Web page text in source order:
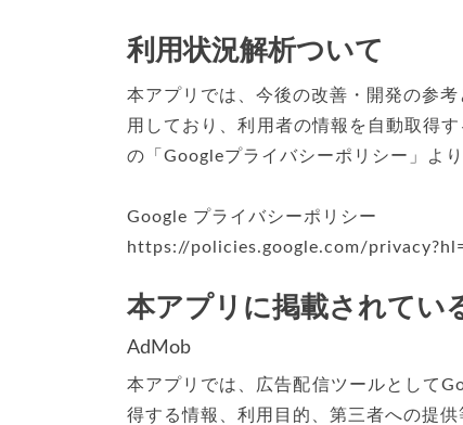
利用状況解析ついて
本アプリでは、今後の改善・開発の参
用しており、利用者の情報を自動取得
の「Googleプライバシーポリシー」よ
Google プライバシーポリシー
https://policies.google.com/
本アプリに掲載されてい
AdMob
本アプリでは、広告配信ツールとして
得する情報、利用目的、第三者への提